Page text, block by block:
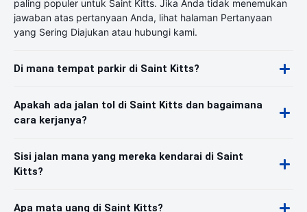
paling populer untuk Saint Kitts. Jika Anda tidak menemukan
jawaban atas pertanyaan Anda, lihat halaman Pertanyaan
yang Sering Diajukan atau hubungi kami.
Di mana tempat parkir di Saint Kitts?
Apakah ada jalan tol di Saint Kitts dan bagaimana
cara kerjanya?
Sisi jalan mana yang mereka kendarai di Saint
Kitts?
Apa mata uang di Saint Kitts?